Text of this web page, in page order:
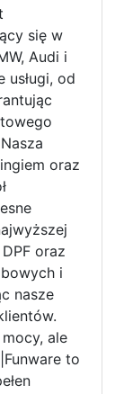
się w
Audi i
usługi, od
oraz
oraz
i
nasze
ale
to